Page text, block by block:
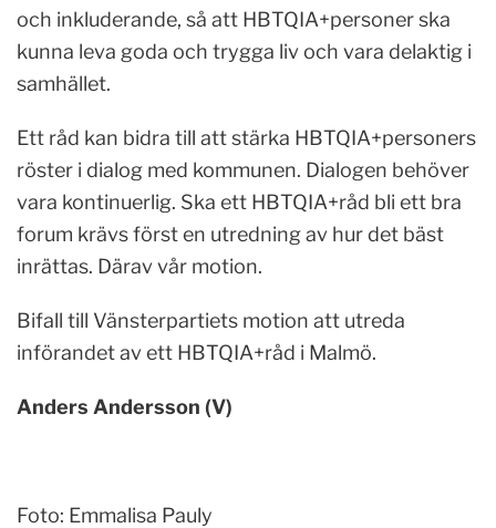
och inkluderande, så att HBTQIA+personer ska
kunna leva goda och trygga liv och vara delaktig i
samhället.
Ett råd kan bidra till att stärka HBTQIA+personers
röster i dialog med kommunen. Dialogen behöver
vara kontinuerlig. Ska ett HBTQIA+råd bli ett bra
forum krävs först en utredning av hur det bäst
inrättas. Därav vår motion.
Bifall till Vänsterpartiets motion att utreda
införandet av ett HBTQIA+råd i Malmö.
Anders Andersson (V)
Foto: Emmalisa Pauly